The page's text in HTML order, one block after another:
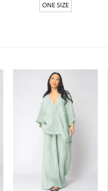
ONE SIZE